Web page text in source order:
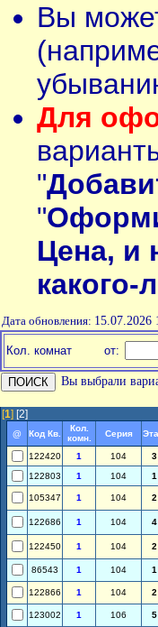
Вы
Для
"
"
Цена, и
Дата обновления: 15.07.2026
Кол. комнат от:
Вы выбрали
[1] [2]
@ Код Кв.
Кол.
комн.
Серия
122420
1 104 3
122803
1 104 1
105347 1 104 2
122686 1 104 4
122450 1 104 2
86543 1 104 1
122866 1 104 2
123002 1 106 5